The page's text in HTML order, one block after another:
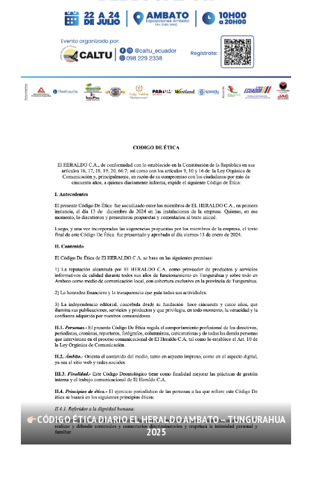
CÓDIGO ÉTICA DIARIO EL HERALDO AMBATO – TUNGURAHUA
2025